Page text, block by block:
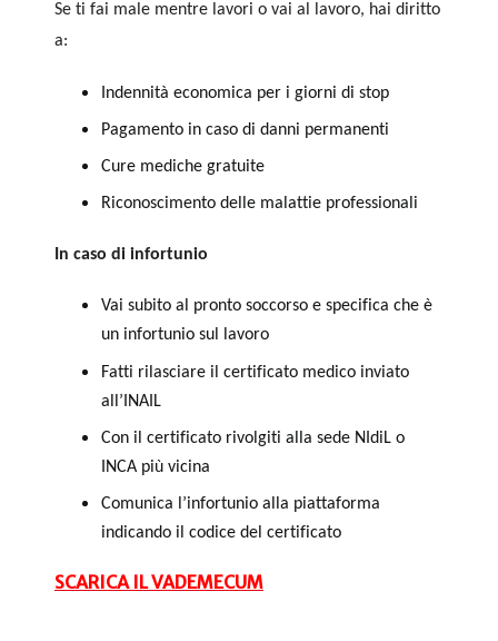
Se ti fai male mentre lavori o vai al lavoro, hai diritto
a:
Indennità economica per i giorni di stop
Pagamento in caso di danni permanenti
Cure mediche gratuite
Riconoscimento delle malattie professionali
In caso di infortunio
Vai subito al pronto soccorso e specifica che è
un infortunio sul lavoro
Fatti rilasciare il certificato medico inviato
all’INAIL
Con il certificato rivolgiti alla sede NIdiL o
INCA più vicina
Comunica l’infortunio alla piattaforma
indicando il codice del certificato
SCARICA IL VADEMECUM